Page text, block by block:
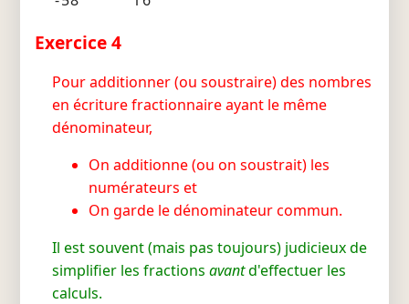
Exercice 4
Pour additionner (ou soustraire) des nombres
en écriture fractionnaire ayant le même
dénominateur,
On additionne (ou on soustrait) les
numérateurs et
On garde le dénominateur commun.
Il est souvent (mais pas toujours) judicieux de
simplifier les fractions avantd'effectuer les
calculs.